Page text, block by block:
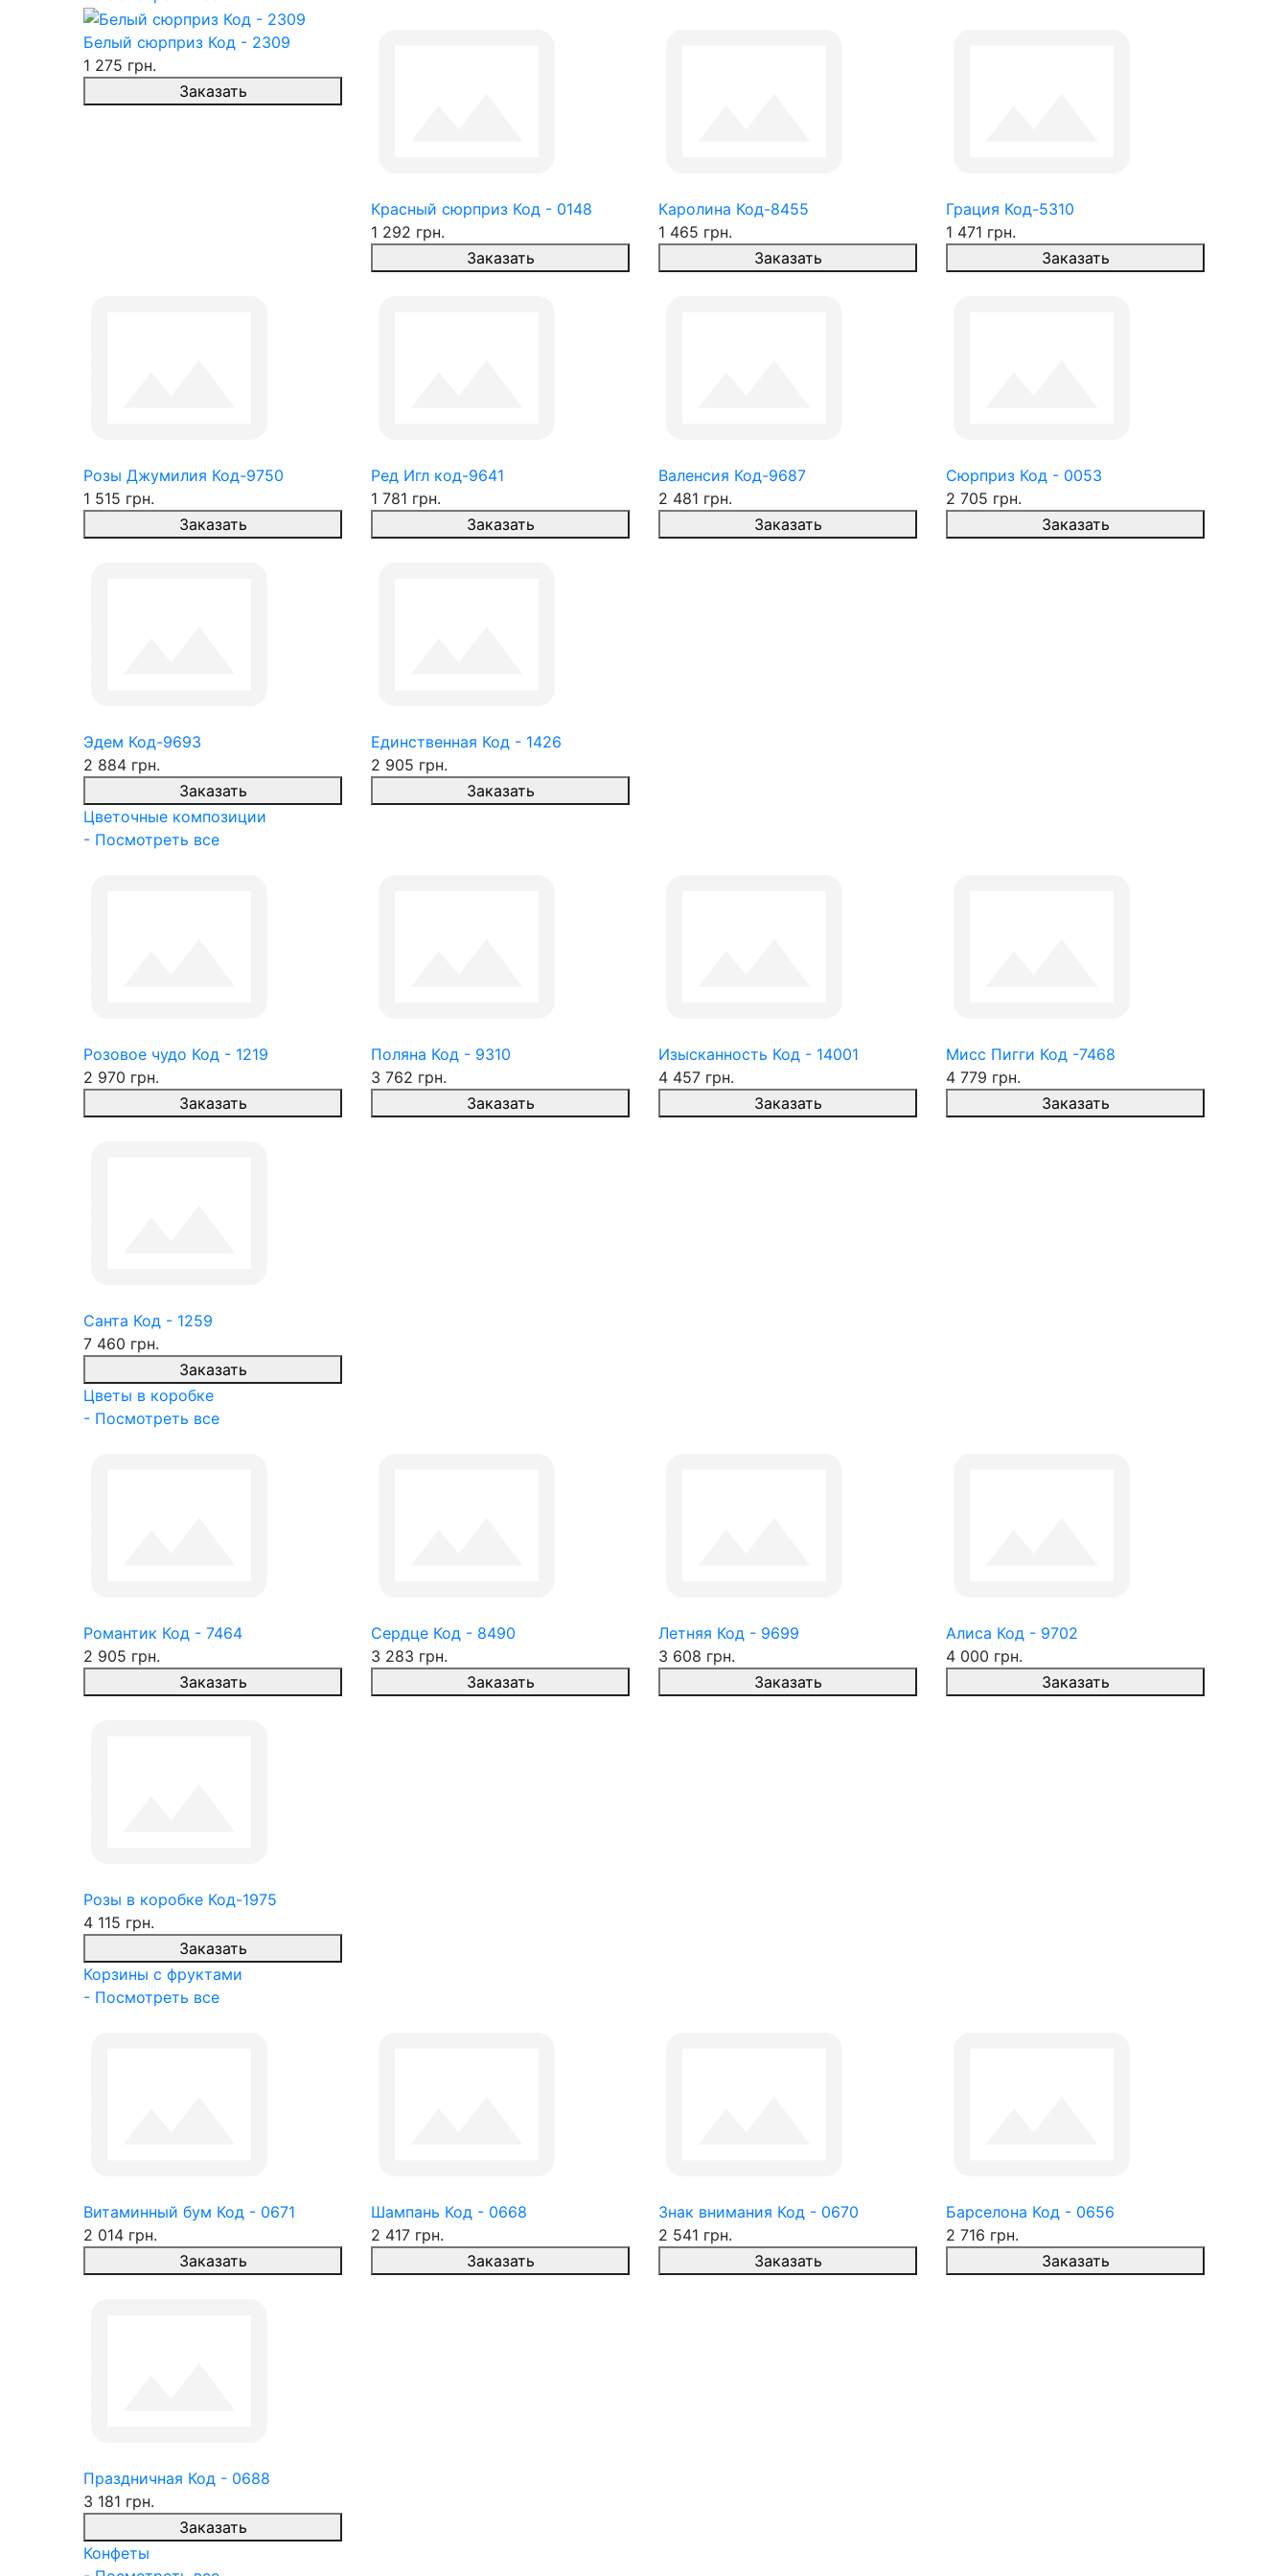
Белый сюрприз Код - 2309
1 275 грн.
Заказать
Красный сюрприз Код - 0148
1 292 грн.
Заказать
Каролина Код-8455
1 465 грн.
Заказать
Грация Код-5310
1 471 грн.
Заказать
Розы Джумилия Код-9750
1 515 грн.
Заказать
Ред Игл код-9641
1 781 грн.
Заказать
Валенсия Код-9687
2 481 грн.
Заказать
Сюрприз Код - 0053
2 705 грн.
Заказать
Эдем Код-9693
2 884 грн.
Заказать
Единственная Код - 1426
2 905 грн.
Заказать
Цветочные композиции
- Посмотреть все
Розовое чудо Код - 1219
2 970 грн.
Заказать
Поляна Код - 9310
3 762 грн.
Заказать
Изысканность Код - 14001
4 457 грн.
Заказать
Мисс Пигги Код -7468
4 779 грн.
Заказать
Санта Код - 1259
7 460 грн.
Заказать
Цветы в коробке
- Посмотреть все
Романтик Код - 7464
2 905 грн.
Заказать
Сердце Код - 8490
3 283 грн.
Заказать
Летняя Код - 9699
3 608 грн.
Заказать
Алиса Код - 9702
4 000 грн.
Заказать
Розы в коробке Код-1975
4 115 грн.
Заказать
Корзины с фруктами
- Посмотреть все
Витаминный бум Код - 0671
2 014 грн.
Заказать
Шампань Код - 0668
2 417 грн.
Заказать
Знак внимания Код - 0670
2 541 грн.
Заказать
Барселона Код - 0656
2 716 грн.
Заказать
Праздничная Код - 0688
3 181 грн.
Заказать
Конфеты